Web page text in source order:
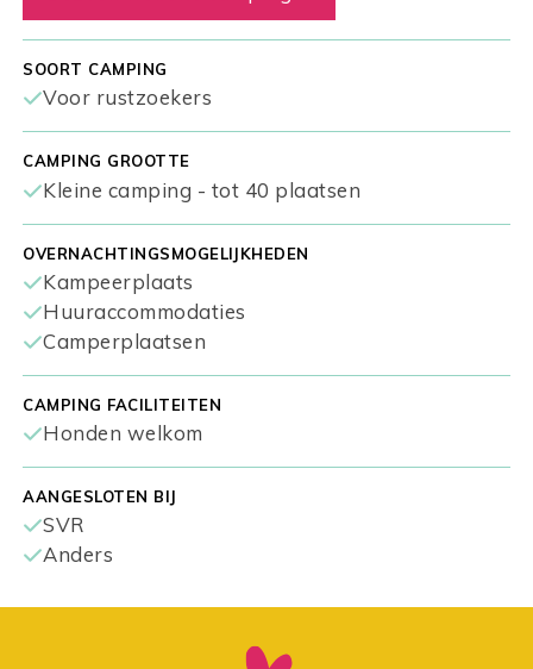
SOORT CAMPING
Voor rustzoekers
CAMPING GROOTTE
Kleine camping - tot 40 plaatsen
OVERNACHTINGSMOGELIJKHEDEN
Kampeerplaats
Huuraccommodaties
Camperplaatsen
CAMPING FACILITEITEN
Honden welkom
AANGESLOTEN BIJ
SVR
Anders